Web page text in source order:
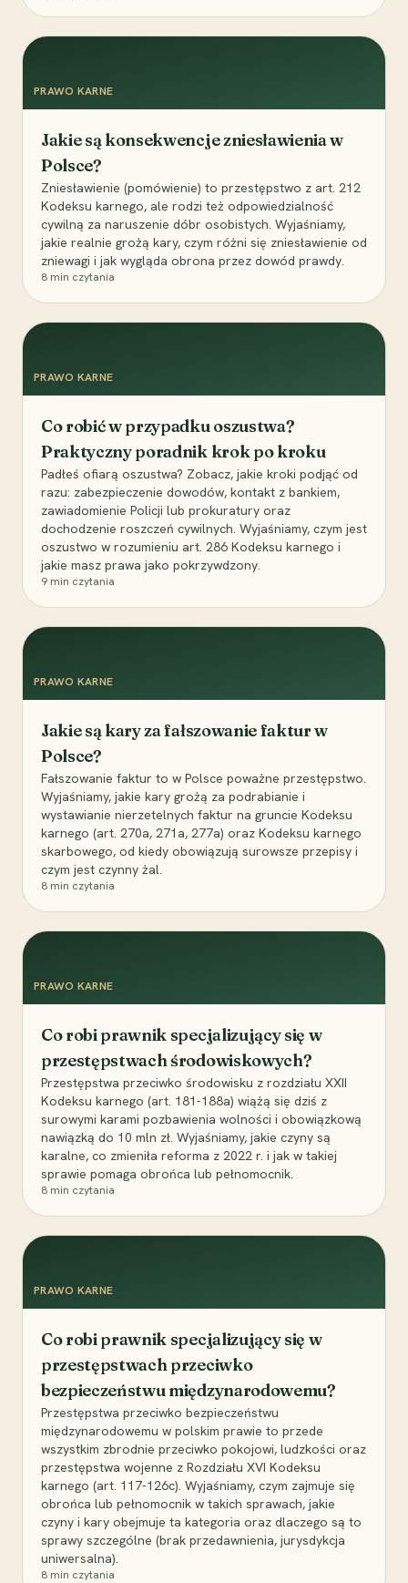
PRAWO KARNE
Jakie są konsekwencje zniesławienia w
Polsce?
Zniesławienie (pomówienie) to przestępstwo z art. 212
Kodeksu karnego, ale rodzi też odpowiedzialność
cywilną za naruszenie dóbr osobistych. Wyjaśniamy,
jakie realnie grożą kary, czym różni się zniesławienie od
zniewagi i jak wygląda obrona przez dowód prawdy.
8 min czytania
PRAWO KARNE
Co robić w przypadku oszustwa?
Praktyczny poradnik krok po kroku
Padłeś ofiarą oszustwa? Zobacz, jakie kroki podjąć od
razu: zabezpieczenie dowodów, kontakt z bankiem,
zawiadomienie Policji lub prokuratury oraz
dochodzenie roszczeń cywilnych. Wyjaśniamy, czym jest
oszustwo w rozumieniu art. 286 Kodeksu karnego i
jakie masz prawa jako pokrzywdzony.
9 min czytania
PRAWO KARNE
Jakie są kary za fałszowanie faktur w
Polsce?
Fałszowanie faktur to w Polsce poważne przestępstwo.
Wyjaśniamy, jakie kary grożą za podrabianie i
wystawianie nierzetelnych faktur na gruncie Kodeksu
karnego (art. 270a, 271a, 277a) oraz Kodeksu karnego
skarbowego, od kiedy obowiązują surowsze przepisy i
czym jest czynny żal.
8 min czytania
PRAWO KARNE
Co robi prawnik specjalizujący się w
przestępstwach środowiskowych?
Przestępstwa przeciwko środowisku z rozdziału XXII
Kodeksu karnego (art. 181-188a) wiążą się dziś z
surowymi karami pozbawienia wolności i obowiązkową
nawiązką do 10 mln zł. Wyjaśniamy, jakie czyny są
karalne, co zmieniła reforma z 2022 r. i jak w takiej
sprawie pomaga obrońca lub pełnomocnik.
8 min czytania
PRAWO KARNE
Co robi prawnik specjalizujący się w
przestępstwach przeciwko
bezpieczeństwu międzynarodowemu?
Przestępstwa przeciwko bezpieczeństwu
międzynarodowemu w polskim prawie to przede
wszystkim zbrodnie przeciwko pokojowi, ludzkości oraz
przestępstwa wojenne z Rozdziału XVI Kodeksu
karnego (art. 117-126c). Wyjaśniamy, czym zajmuje się
obrońca lub pełnomocnik w takich sprawach, jakie
czyny i kary obejmuje ta kategoria oraz dlaczego są to
sprawy szczególne (brak przedawnienia, jurysdykcja
uniwersalna).
8 min czytania